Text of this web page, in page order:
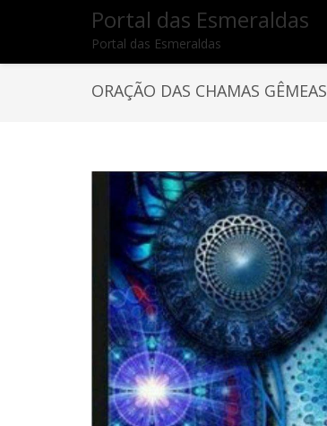
Portal das Esmeraldas
Portal das Esmeraldas
ORAÇÃO DAS CHAMAS GÊMEAS